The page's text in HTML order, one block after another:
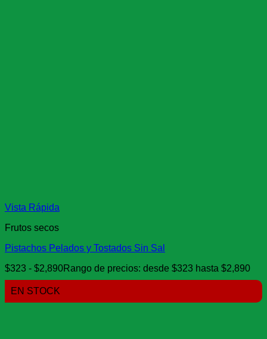
Vista Rápida
Frutos secos
Pistachos Pelados y Tostados Sin Sal
$323 - $2,890Rango de precios: desde $323 hasta $2,890
EN STOCK